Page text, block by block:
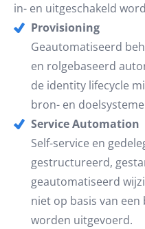
in- en uitgeschakeld
Provisioning
Geautomatiseerd
en rolgebaseerd
de identity lifecycle
bron- en
Service Automation
Self-service en
gestructureerd,
geautomatiseerd
niet op basis van
worden uitgevoerd.